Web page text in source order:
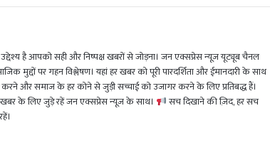
है आपको सही और निष्पक्ष खबरों से जोड़ना। जन एक्सप्रेस न्यूज़ यूट्यूब चैनल
मुद्दों पर गहन विश्लेषण। यहां हर खबर को पूरी पारदर्शिता और ईमानदारी के साथ
और समाज के हर कोने से जुड़ी सच्चाई को उजागर करने के लिए प्रतिबद्ध हैं।
खबर के लिए जुड़े रहें जन एक्सप्रेस न्यूज़ के साथ।
सच दिखाने की ज़िद, हर सच